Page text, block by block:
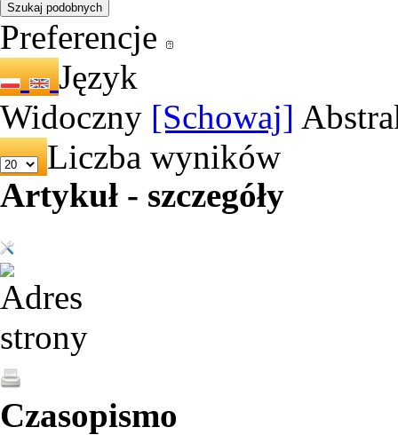
Preferencje
Język
Widoczny [Schowaj]
Liczba wyników
Artykuł - szczegóły
Czasopismo